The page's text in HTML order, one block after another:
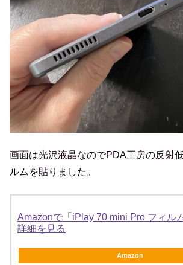
画面は光沢液晶なのでPDA工房の反射
ルムを貼りました。
Amazonで「iPlay 70 mini Pro フィル
詳細を見る
Amazon